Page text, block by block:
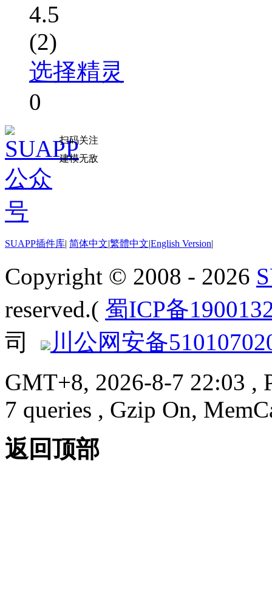
4.5
(2)
选择精灵
0
扫码关注
建模无敌
SUAPP插件库| 简体中文|繁體中文|English Version|
Copyright © 2008 - 2026
reserved.( 蜀ICP备
司
川公网安备
GMT+8, 2026-8-7 22:03 ,
7 queries , Gzip On,
返回顶部